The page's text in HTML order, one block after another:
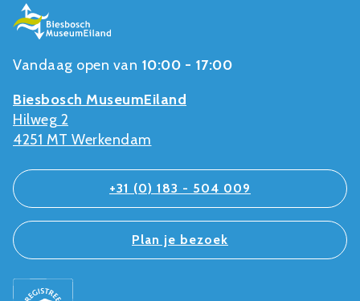
Vandaag open van 10:00 - 17:00
Biesbosch MuseumEiland
Hilweg 2
4251 MT Werkendam
+31 (0) 183 - 504 009
Plan je bezoek